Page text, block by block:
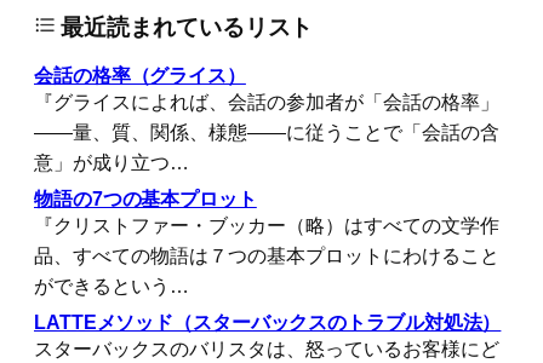
最近読まれているリスト
会話の格率（グライス）
『グライスによれば、会話の参加者が「会話の格率」
――量、質、関係、様態――に従うことで「会話の含
意」が成り立つ…
物語の7つの基本プロット
『クリストファー・ブッカー（略）はすべての文学作
品、すべての物語は７つの基本プロットにわけること
ができるという…
LATTEメソッド（スターバックスのトラブル対処法）
スターバックスのバリスタは、怒っているお客様にど